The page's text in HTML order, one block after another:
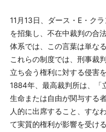
11月13日、ダース・E・ク
を招集し、不在中裁判の合
体系では、この言葉は単な
これらの制度では、刑事裁
立ち会う権利に対する侵害
1884年、最高裁判所は、「
生命または自由が関与する
人的に出席すること、すな
て実質的権利が影響を受け